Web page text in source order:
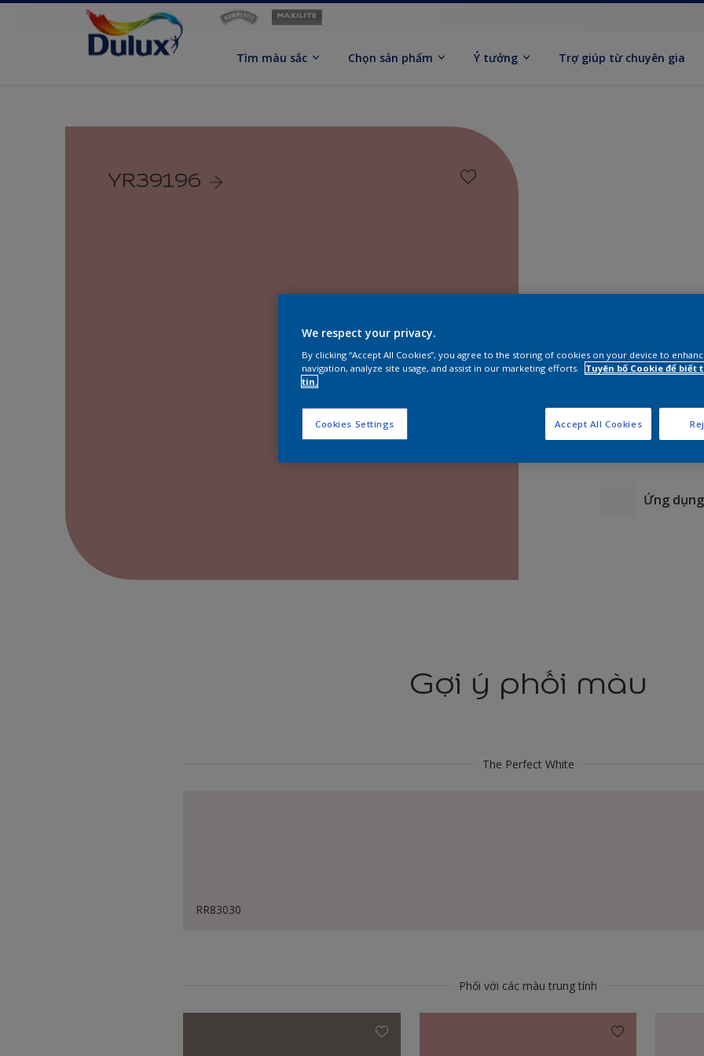
Tìm màu sắc Chọn sản phẩm Ý tưởng Trợ giúp từ chuyên gia
YR39196
Ứng
Gợi ý phối màu
The Perfect White
RR83030
Phối với các màu trung tính
We respect your privacy.
By clicking “Accept All Cookies”, you agree to the storing of cookies on your device to
navigation, analyze site usage, and assist in our marketing efforts.
Tuyên bố Cookie để biết
tin.
Cookies Settings Accept All Cookies